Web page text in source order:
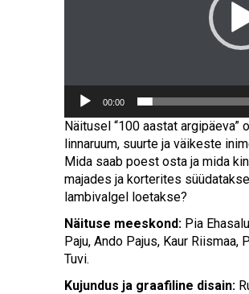
00:00
Näitusel “100 aastat
linnaruum, suurte ja väikeste
Mida saab poest osta ja mida
majades ja korterites
lambivalgel loetakse?
Näituse meeskond: Pia
Paju, Ando Pajus, Kaur Riismaa,
Tuvi.
Kujundus ja graafiline disain: